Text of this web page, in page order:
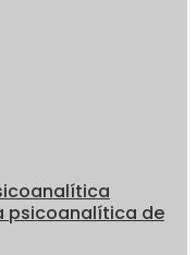
psicoanalítica de